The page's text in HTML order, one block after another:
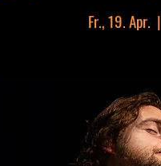
Fr., 19. Apr.
  |